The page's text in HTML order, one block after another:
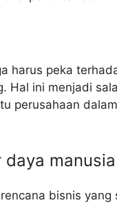
harus peka
Hal ini menjadi
perusahaan
manusia
bisnis